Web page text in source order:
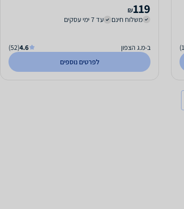
119
₪
משלוח חינם
עד 7 ימי עסקים
ב-מ.ג הצפון 4.6
(52)
לפרטים נוספים